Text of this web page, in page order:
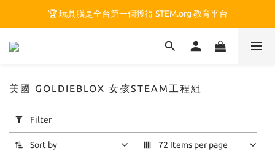
🏆 玩具腦是全台第一個獲得 STEM.org 教育平台
🏆 玩具腦是全台第一個獲得 STEM.org 教育平台
🍎 玩具腦最特別的 VIP 制度 👉
Filter
(0/20)
美國 GOLDIEBLOX 女孩STEAM工程組
Filter
Sort by 72 Items per page